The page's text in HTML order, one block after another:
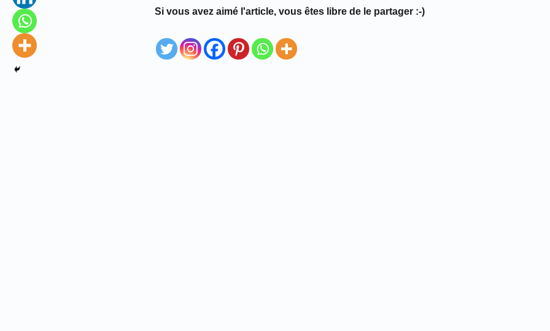
Si vous avez aimé l'article, vous êtes libre de le partager :-)